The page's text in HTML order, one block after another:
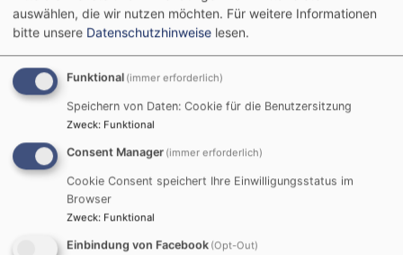
Kirchengemeinde: Heimertingen, Niederrieden, Pleß,
Boos und Fellheim. Denn jeder Mensch ist nach Gottes
Ebenbild geschaffen.
Dies verleiht uns Menschen Würde – unabhängig von
Alter, Geschlecht, sexueller Identität, Behinderung oder
ethnischer Herkunft. In unserer Kirchengemeinde
Steinheim wollen wir diese Würde achten.
Wir übernehmen Verantwortung für den Schutz der uns
anvertrauten Personen vor grenzüberschreitendem
Verhalten und Übergriffen, vor physischer, psychischer
auswählen, die wir nutzen möchten. Für weitere Informationen
bitte unsere Datenschutzhinweise lesen.
Funktional (immer erforderlich)
Speichern von Daten: Cookie für die Benutzersitzung
Zweck: Funktional
Consent Manager (immer erforderlich)
Cookie Consent speichert Ihre Einwilligungsstatus im
Browser
Zweck: Funktional
Einbindung von Facebook (Opt-Out)